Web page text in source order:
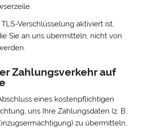
Verschlüsselung aktiviert ist,
Sie an uns übermitteln, nicht von
Zahlungsverkehr auf
eines kostenpflichtigen
uns Ihre Zahlungsdaten (z. B.
zu übermitteln,